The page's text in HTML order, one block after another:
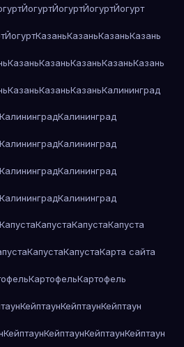
ЙогуртЙогуртЙогуртЙогурт
ЙогуртКазаньКазаньКазаньКазань
КазаньКазаньКазаньКазаньКазань
КазаньКазаньКазаньКалининград
КалининградКалининград
КалининградКалининград
КалининградКалининград
КалининградКалининград
КапустаКапустаКапустаКапуста
КапустаКапустаКарта сайта
КартофельКартофель
КейптаунКейптаунКейптаун
КейптаунКейптаунКейптаунКейптаун